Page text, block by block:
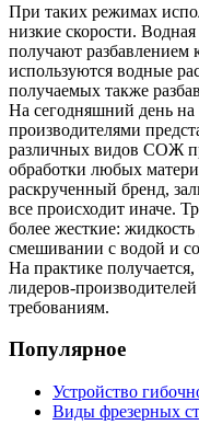
При таких режимах
низкие скорости.
получают разбавлением
используются водные
получаемых также
На сегодняшний день
производителями
различных видов СОЖ
обработки любых
раскрученный бренд,
все происходит иначе.
более жесткие:
смешивании с водой и
На практике
лидеров-
требованиям.
Популярное
Устройство
Виды фрезерных